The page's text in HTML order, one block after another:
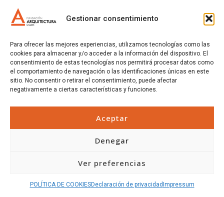
Gestionar consentimiento
Para ofrecer las mejores experiencias, utilizamos tecnologías como las
cookies para almacenar y/o acceder a la información del dispositivo. El
consentimiento de estas tecnologías nos permitirá procesar datos como
el comportamiento de navegación o las identificaciones únicas en este
sitio. No consentir o retirar el consentimiento, puede afectar
negativamente a ciertas características y funciones.
Aceptar
Denegar
Ver preferencias
POLÍTICA DE COOKIESDeclaración de privacidad Impressum
POLÍTICA DE CALIDAD
POLÍTICA DE COOKIES
CERTIFICADOS